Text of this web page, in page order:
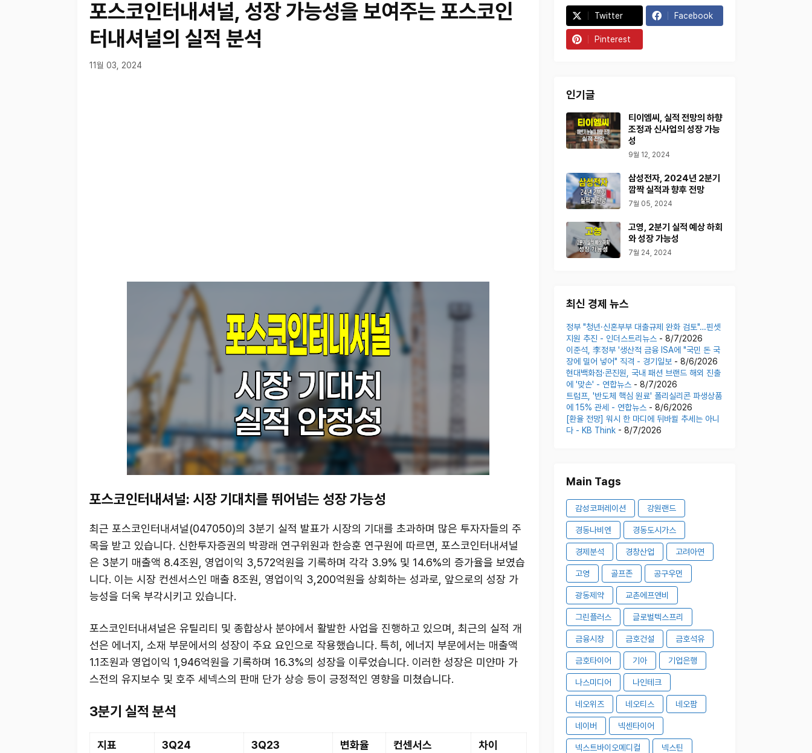
포스코인터내셔널, 성장 가능성을 보여주는 포스코인
터내셔널의 실적 분석
11월 03, 2024
포스코인터내셔널: 시장 기대치를 뛰어넘는 성장 가능성
최근 포스코인터내셔널(047050)의 3분기 실적 발표가 시장의 기대를 초과하며 많은 투자자들의 주
목을 받고 있습니다. 신한투자증권의 박광래 연구위원과 한승훈 연구원에 따르면, 포스코인터내셔널
은 3분기 매출액 8.4조원, 영업이익 3,572억원을 기록하며 각각 3.9% 및 14.6%의 증가율을 보였습
니다. 이는 시장 컨센서스인 매출 8조원, 영업이익 3,200억원을 상회하는 성과로, 앞으로의 성장 가
능성을 더욱 부각시키고 있습니다.
포스코인터내셔널은 유틸리티 및 종합상사 분야에서 활발한 사업을 진행하고 있으며, 최근의 실적 개
선은 에너지, 소재 부문에서의 성장이 주요 요인으로 작용했습니다. 특히, 에너지 부문에서는 매출액
1.1조원과 영업이익 1,946억원을 기록하며 16.3%의 성장을 이루었습니다. 이러한 성장은 미얀마 가
스전의 유지보수 및 호주 세넥스의 판매 단가 상승 등이 긍정적인 영향을 미쳤습니다.
3분기 실적 분석
지표 3Q24 3Q23 변화율 컨센서스
차이
Twitter Facebook
Pinterest
인기글
티이엠씨, 실적 전망의 하향
조정과 신사업의 성장 가능
성
9월 12, 2024
삼성전자, 2024년 2분기
깜짝 실적과 향후 전망
7월 05, 2024
고영, 2분기 실적 예상 하회
와 성장 가능성
7월 24, 2024
최신 경제 뉴스
정부 "청년·신혼부부 대출규제 완화 검토"…핀셋
지원 추진 - 인더스트리뉴스- 8/7/2026
이준석, 李정부 '생산적 금융 ISA에 "국민 돈 국
장에 밀어 넣어" 직격 - 경기일보 - 8/6/2026
현대백화점·콘진원, 국내 패션 브랜드 해외 진출
에 '맞손' - 연합뉴스- 8/7/2026
트럼프, '반도체 핵심 원료' 폴리실리콘 파생상품
에 15% 관세 - 연합뉴스- 8/6/2026
[환율 전망] 워시 한 마디에 뒤바뀔 추세는 아니
다 - KB Think- 8/7/2026
Main Tags
감성코퍼레이션 강원랜드
경동나비엔 경동도시가스
경제분석 경창산업 고려아연
고영 골프존 공구우먼
광동제약 교촌에프앤비
그린플러스 글로벌텍스프리
금융시장 금호건설 금호석유
금호타이어 기아 기업은행
나스미디어 나인테크
네오위즈 네오티스 네오팜
네이버 넥센타이어
넥스트바이오메디컬 넥스틴